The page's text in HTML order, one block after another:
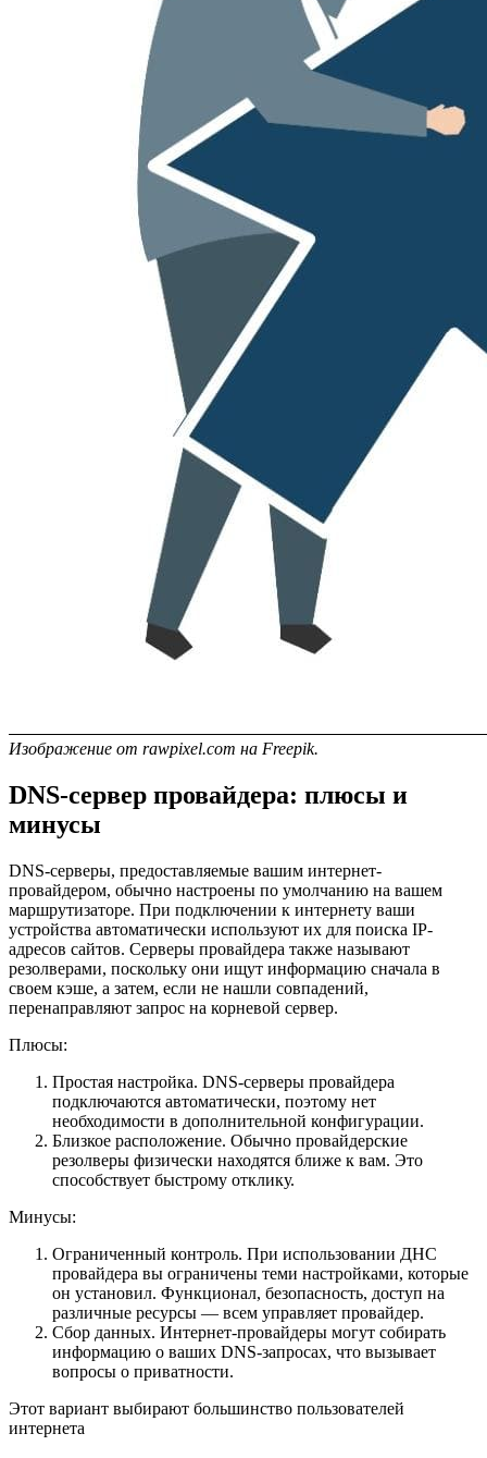
Изображение от rawpixel.com на Freepik.
DNS-сервер провайдера: плюсы и
минусы
DNS-серверы, предоставляемые вашим интернет-
провайдером, обычно настроены по умолчанию на вашем
маршрутизаторе. При подключении к интернету ваши
устройства автоматически используют их для поиска IP-
адресов сайтов. Серверы провайдера также называют
резолверами, поскольку они ищут информацию сначала в
своем кэше, а затем, если не нашли совпадений,
перенаправляют запрос на корневой сервер.
Плюсы:
Простая настройка. DNS-серверы провайдера
подключаются автоматически, поэтому нет
необходимости в дополнительной конфигурации.
Близкое расположение. Обычно провайдерские
резолверы физически находятся ближе к вам. Это
способствует быстрому отклику.
Минусы:
Ограниченный контроль. При использовании ДНС
провайдера вы ограничены теми настройками, которые
он установил. Функционал, безопасность, доступ на
различные ресурсы — всем управляет провайдер.
Сбор данных. Интернет-провайдеры могут собирать
информацию о ваших DNS-запросах, что вызывает
вопросы о приватности.
Этот вариант выбирают большинство пользователей
интернета